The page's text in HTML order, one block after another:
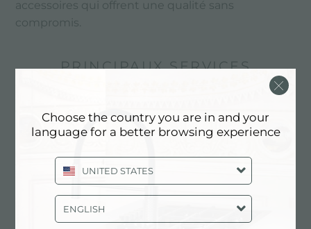
accessoires qui offrent une qualité sans
compromis.
PRINCIPAUX SERVICES
Choose the country you are in and your
language for a better browsing experience
UNITED STATES
ENGLISH